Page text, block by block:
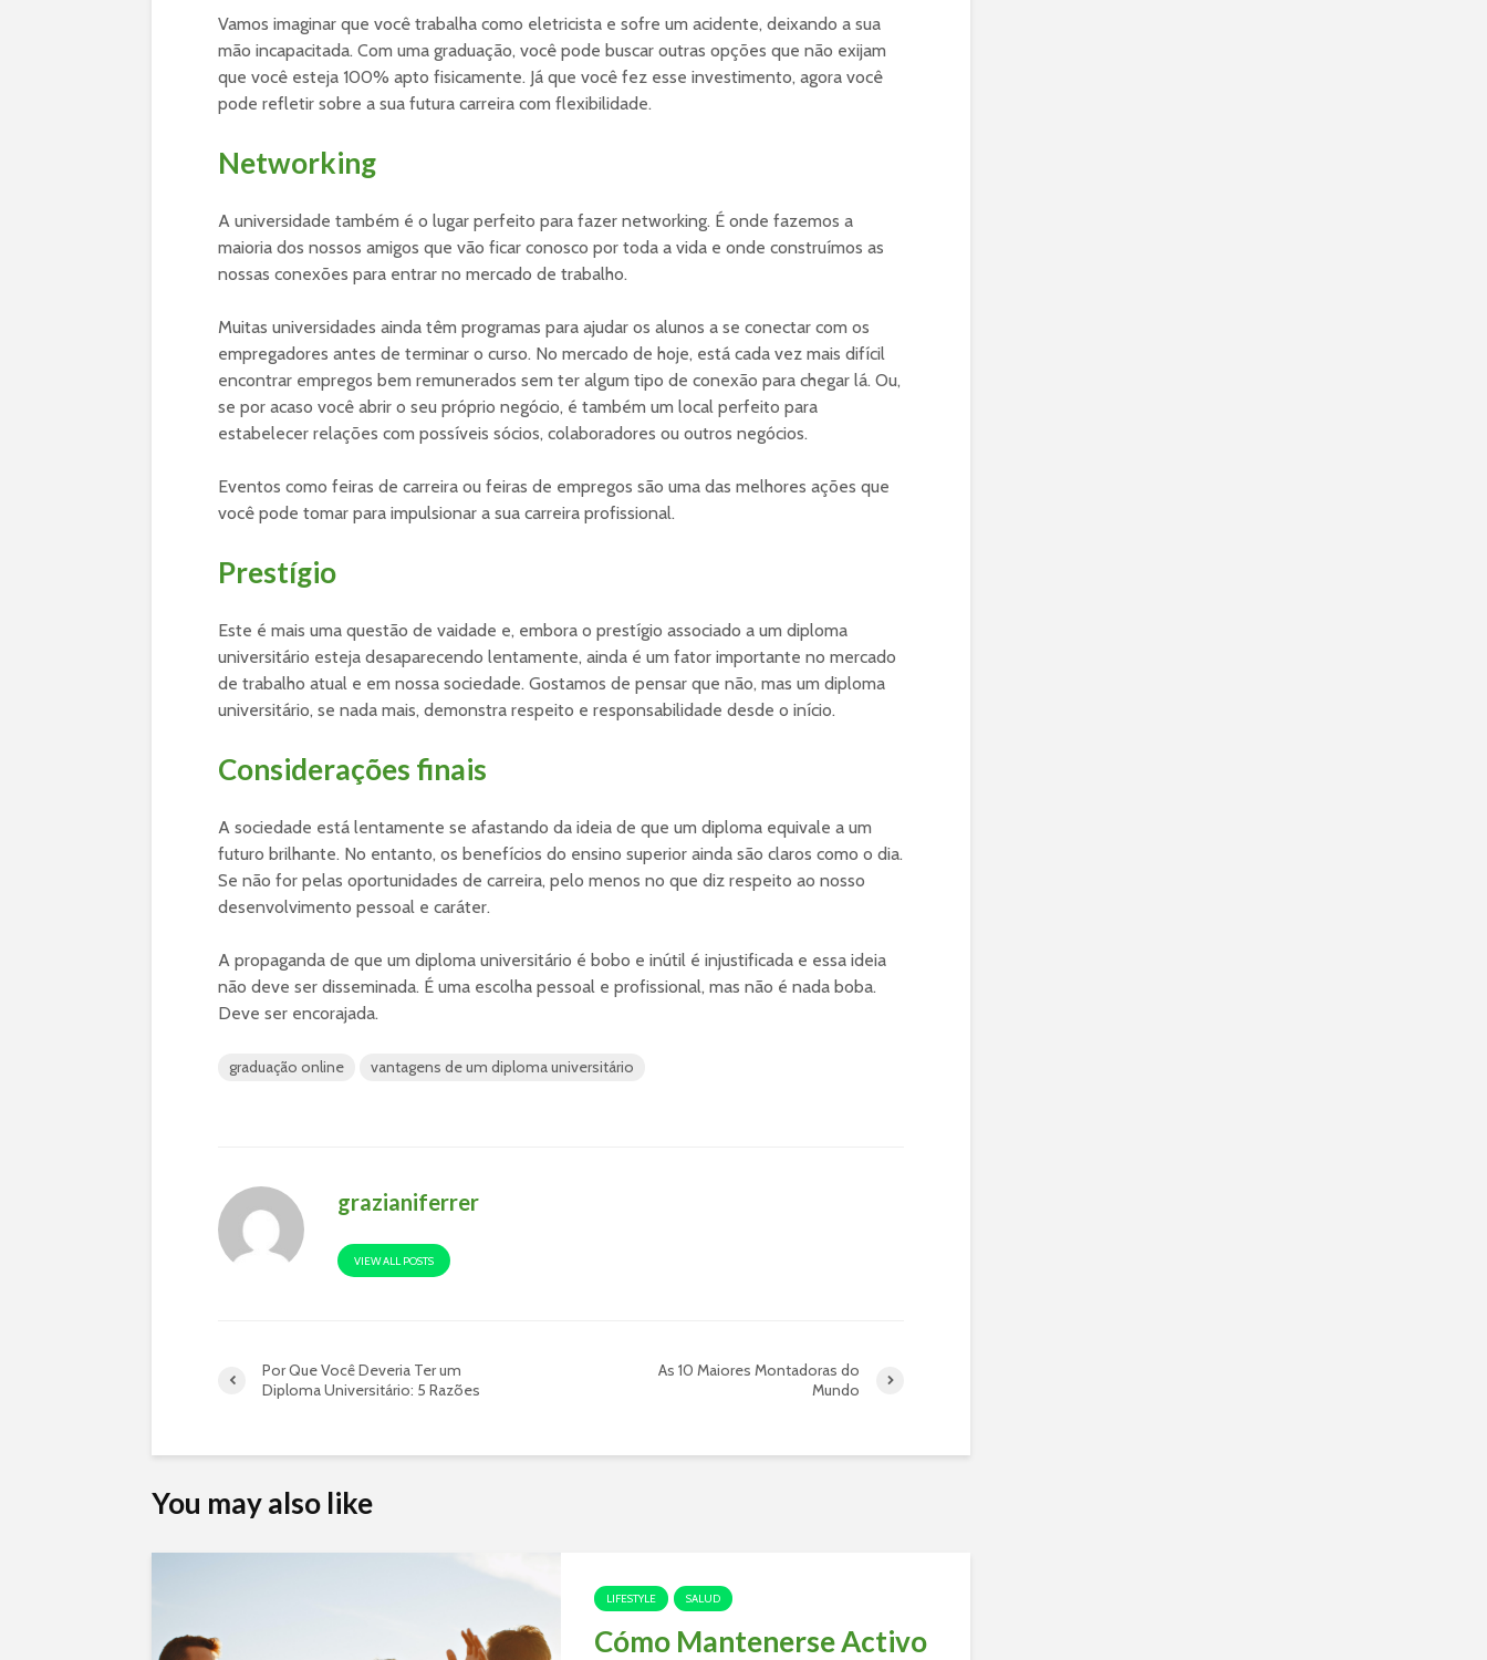
Vamos imaginar que você trabalha como eletricista e sofre um acidente, deixando a sua
mão incapacitada. Com uma graduação, você pode buscar outras opções que não exijam
que você esteja 100% apto fisicamente. Já que você fez esse investimento, agora você
pode refletir sobre a sua futura carreira com flexibilidade.
Networking
A universidade também é o lugar perfeito para fazer networking. É onde fazemos a
maioria dos nossos amigos que vão ficar conosco por toda a vida e onde construímos as
nossas conexões para entrar no mercado de trabalho.
Muitas universidades ainda têm programas para ajudar os alunos a se conectar com os
empregadores antes de terminar o curso. No mercado de hoje, está cada vez mais difícil
encontrar empregos bem remunerados sem ter algum tipo de conexão para chegar lá. Ou,
se por acaso você abrir o seu próprio negócio, é também um local perfeito para
estabelecer relações com possíveis sócios, colaboradores ou outros negócios.
Eventos como feiras de carreira ou feiras de empregos são uma das melhores ações que
você pode tomar para impulsionar a sua carreira profissional.
Prestígio
Este é mais uma questão de vaidade e, embora o prestígio associado a um diploma
universitário esteja desaparecendo lentamente, ainda é um fator importante no mercado
de trabalho atual e em nossa sociedade. Gostamos de pensar que não, mas um diploma
universitário, se nada mais, demonstra respeito e responsabilidade desde o início.
Considerações finais
A sociedade está lentamente se afastando da ideia de que um diploma equivale a um
futuro brilhante. No entanto, os benefícios do ensino superior ainda são claros como o dia.
Se não for pelas oportunidades de carreira, pelo menos no que diz respeito ao nosso
desenvolvimento pessoal e caráter.
A propaganda de que um diploma universitário é bobo e inútil é injustificada e essa ideia
não deve ser disseminada. É uma escolha pessoal e profissional, mas não é nada boba.
Deve ser encorajada.
graduação online vantagens de um diploma universitário
grazianiferrer
VIEW ALL POSTS
Por Que Você Deveria Ter um
Diploma Universitário: 5 Razões
As 10 Maiores Montadoras do
Mundo
You may also like
LIFESTYLE SALUD
Cómo Mantenerse Activo